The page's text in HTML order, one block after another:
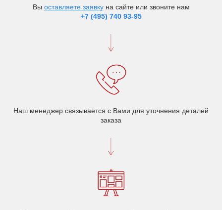
Вы оставляете заявкуна сайте или звоните нам
+7 (495) 740 93-95
Наш менеджер связывается с Вами для уточнения деталей
заказа